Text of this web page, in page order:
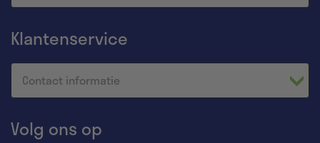
Klantenservice
Contact informatie
Volg ons op